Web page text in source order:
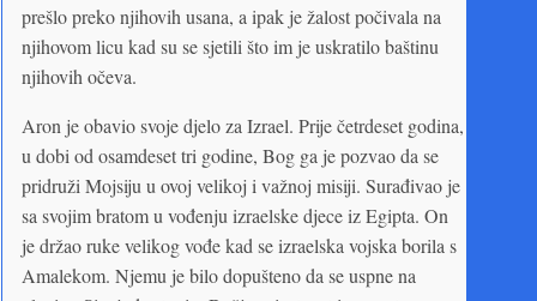
prešlo preko njihovih usana, a ipak je žalost počivala na
njihovom licu kad su se sjetili što im je uskratilo baštinu
njihovih očeva.
Aron je obavio svoje djelo za Izrael. Prije četrdeset godina,
u dobi od osamdeset tri godine, Bog ga je pozvao da se
pridruži Mojsiju u ovoj velikoj i važnoj misiji. Surađivao je
sa svojim bratom u vođenju izraelske djece iz Egipta. On
je držao ruke velikog vođe kad se izraelska vojska borila s
Amalekom. Njemu je bilo dopušteno da se uspne na